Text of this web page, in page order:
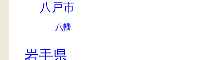
八戸市
八幡
岩手県